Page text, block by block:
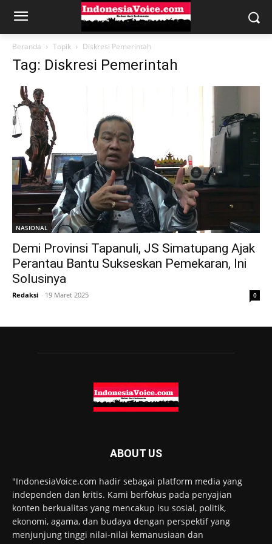
Beranda Topik Diskresi Pemerintah
Tag: Diskresi Pemerintah
NASIONAL
Demi Provinsi Tapanuli, JS Simatupang Ajak
Perantau Bantu Sukseskan Pemekaran, Ini
Solusinya
Redaksi - 19 Maret 2025 0
ABOUT US
"IndonesiaVoice.com hadir sebagai platform media yang
independen dan kritis. Kami berfokus pada penyajian
konten berkualitas yang mencakup isu sosial, politik,
ekonomi, agama, dan budaya dengan perspektif yang
menjunjung tinggi nilai-nilai kemanusiaan dan